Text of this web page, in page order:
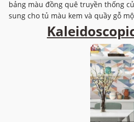
bảng màu đồng quê truyền thống
sung cho tủ màu kem và quầy gỗ